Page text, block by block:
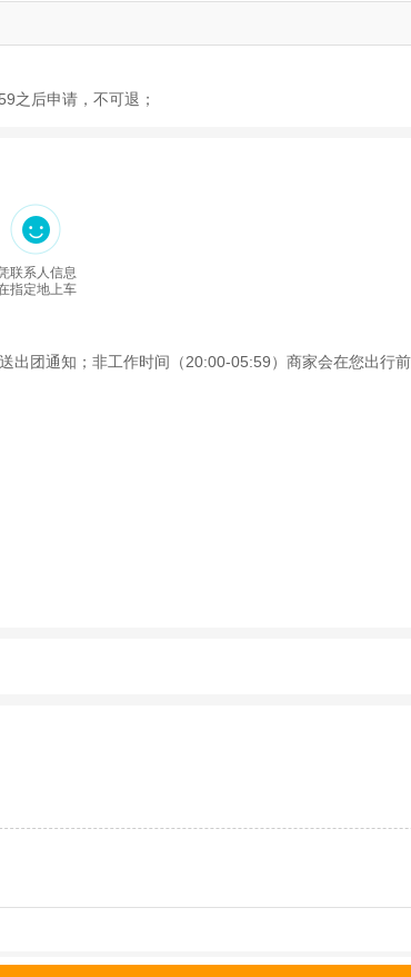
之后申请，不可退；
联系人信息
指定地上车
团通知；非工作时间（20:00-05:59）商家会在您出行前
有资质的地接社提供